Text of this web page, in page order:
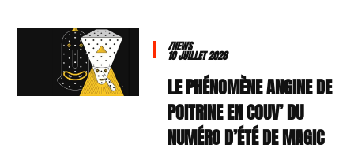
/NEWS
10 JUILLET 2026
LE PHÉNOMÈNE ANGINE DE
POITRINE EN COUV’ DU
NUMÉRO D’ÉTÉ DE MAGIC